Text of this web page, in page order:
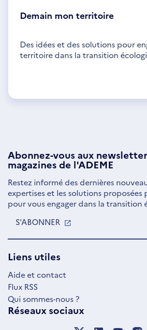
Demain mon territoire
Des idées et des solutions pour
territoire dans la transition
Abonnez-vous aux
magazines de l'ADEME
Restez informé des dernières
expertises et les solutions proposées
pour vous engager dans la transition
S'ABONNER
UNE
Liens utiles
Aide et contact
Flux RSS
Qui sommes-nous ?
Réseaux sociaux